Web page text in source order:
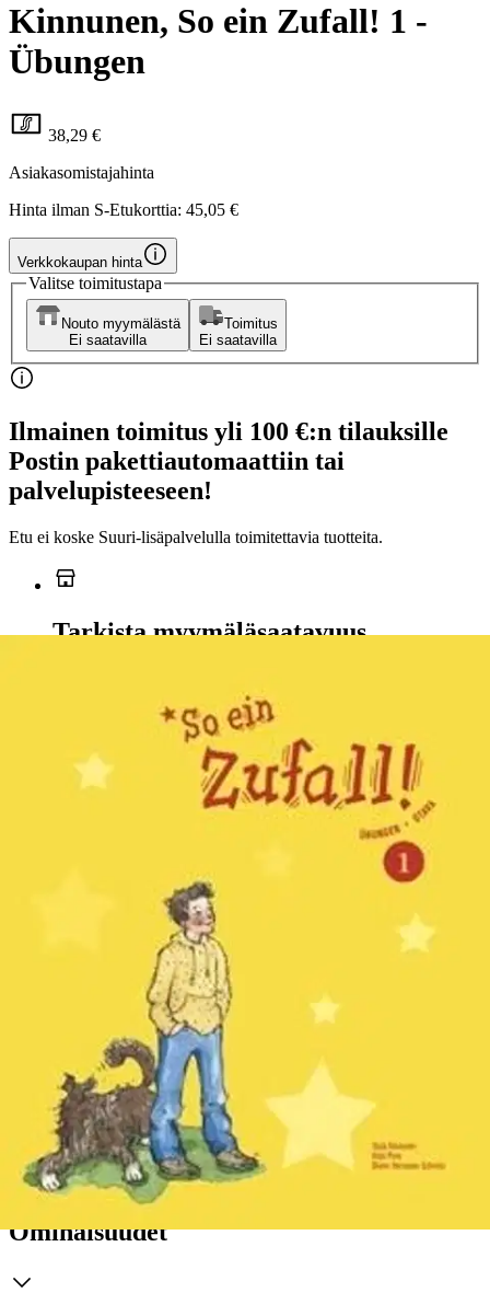
Kinnunen, So ein Zufall! 1 -
Übungen
38,29 €
Asiakasomistajahinta
Hinta ilman S-Etukorttia: 45,05 €
Verkkokaupan hinta
Valitse toimitustapa
Nouto myymälästä
Ei saatavilla
Toimitus
Ei saatavilla
Ilmainen toimitus yli 100 €:n tilauksille
Postin pakettiautomaattiin tai
palvelupisteeseen!
Etu ei koske Suuri‑lisäpalvelulla toimitettavia tuotteita.
Tarkista myymäläsaatavuus
So ein Zufall! -harjoituskirjat ovat toiminnallisia ja oppilasta
aktivoivia. Monipuolisten harjoitusten kautta saksan kielestä tulee
oppilaalle omakohtaista. Harjoituskirjoissa on yleiseurooppalaisen
viitekehyksen mukaisesti paljon kuullun- ja luetunymmärtämistä
sekä suullista tuottamista ja kirjoittamista. Pienimuotoisten
kirjoitelmien laatimiseen kannustetaan ja kielisalkkutyöskentely on
Myös oppimaan oppiminen ja itsearviointi
esiintyvät harjoituskirjoissa järjestelmällisesti: jokaisen
opiskelukokonaisuuden jälkeen on itsearviointisivu. Kappalesanastot
ovat harjoituskirjassa, mikä helpottaa tuntityöskentelyä. Sanastot
ovat kattavia, joten oppilaan on helppo työskennellä tekstin parissa
myös itsenäisesti.
Näytä lisää tuotekuvausta
Ominaisuudet